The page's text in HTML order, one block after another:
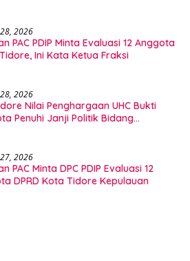
2026
PAC PDIP Minta Evaluasi 12 Anggota
Ini Kata Ketua Fraksi
2026
Nilai Penghargaan UHC Bukti
Penuhi Janji Politik Bidang
2026
PAC Minta DPC PDIP Evaluasi 12
DPRD Kota Tidore Kepulauan